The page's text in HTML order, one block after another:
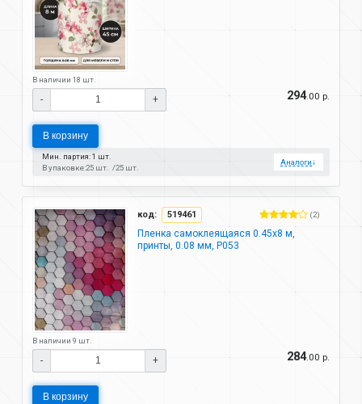
В наличии 18 шт.
- + 294.00 р.
В корзину
Мин. партия: 1 шт.
В упаковке:25 шт. 25 шт.
Аналоги↓
код: 519461 (2)
Пленка самоклеящаяся 0.45х8 м,
принты, 0.08 мм, P053
В наличии 9 шт.
- + 284.00 р.
В корзину